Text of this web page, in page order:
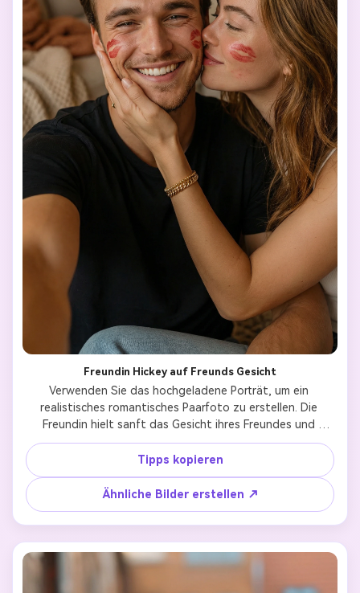
Freundin Hickey auf Freunds Gesicht
Verwenden Sie das hochgeladene Porträt, um ein
realistisches romantisches Paarfoto zu erstellen. Die
Freundin hielt sanft das Gesicht ihres Freundes und
hinterließ mehrere weiche Lippenstift-Hickeys auf seinen
Wangen. Der Freund lächelt natürlich, entspannt und mit
sichtbaren Kuss-Abdrücken auf seinem Gesicht. Halten
Sie beide Seiten hoch erkennbar und realistisch,
natürliche Hautstruktur und Gesichtsdetails. Warme
Innenbeleuchtung, gemütliche Atmosphäre, intime
Paarmomente. Realistischer Stil, ehrliches Selfie-Gefühl,
das wie echte Paarfotos in sozialen Medien geteilt wird.
Tipps kopieren
Ähnliche Bilder erstellen ↗